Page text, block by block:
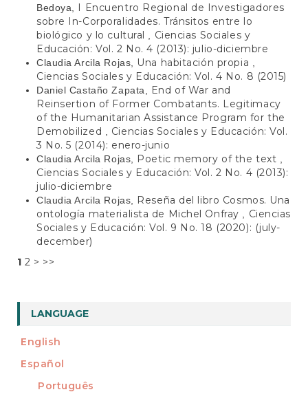
Bedoya, I Encuentro Regional de Investigadores
sobre In-Corporalidades. Tránsitos entre lo
biológico y lo cultural
Ciencias Sociales y
Educación: Vol. 2 No. 4 (2013): julio-diciembre
Claudia Arcila Rojas, Una habitación propia
Ciencias Sociales y Educación: Vol. 4 No. 8 (2015)
Daniel Castaño Zapata,
End of War and
Reinsertion of Former Combatants. Legitimacy
of the Humanitarian Assistance Program for the
Demobilized
Ciencias Sociales y Educación: Vol.
3 No. 5 (2014): enero-junio
Claudia Arcila Rojas, Poetic memory of the text
Ciencias Sociales y Educación: Vol. 2 No. 4 (2013):
julio-diciembre
Claudia Arcila Rojas,
Reseña del libro Cosmos. Una
ontología materialista de Michel Onfray
Ciencias
Sociales y Educación: Vol. 9 No. 18 (2020): (july-
december)
1 2 > >>
LANGUAGE
English
Español
Português